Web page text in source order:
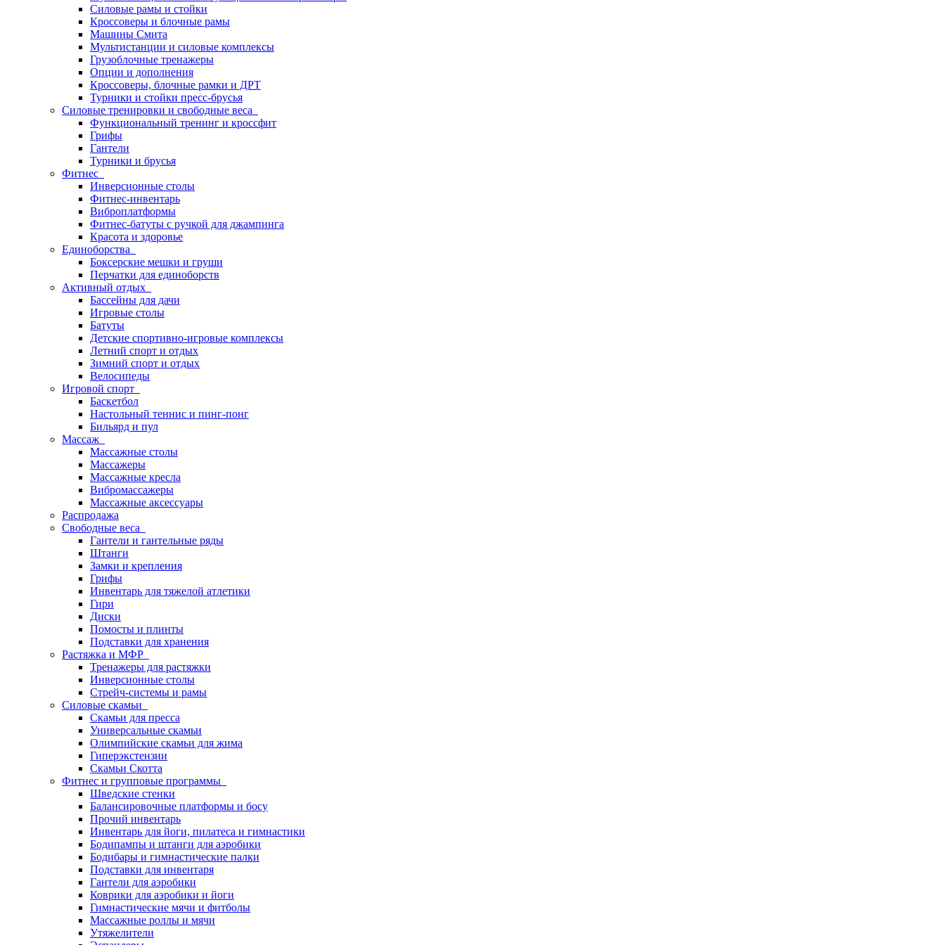
Силовые рамы и стойки
Кроссоверы и блочные рамы
Машины Смита
Мультистанции и силовые комплексы
Грузоблочные тренажеры
Опции и дополнения
Кроссоверы, блочные рамки и ДРТ
Турники и стойки пресс-брусья
Силовые тренировки и свободные веса
Функциональный тренинг и кроссфит
Грифы
Гантели
Турники и брусья
Фитнес
Инверсионные столы
Фитнес-инвентарь
Виброплатформы
Фитнес-батуты с ручкой для джампинга
Красота и здоровье
Единоборства
Боксерские мешки и груши
Перчатки для единоборств
Активный отдых
Бассейны для дачи
Игровые столы
Батуты
Детские спортивно-игровые комплексы
Летний спорт и отдых
Зимний спорт и отдых
Велосипеды
Игровой спорт
Баскетбол
Настольный теннис и пинг-понг
Бильярд и пул
Массаж
Массажные столы
Массажеры
Массажные кресла
Вибромассажеры
Массажные аксессуары
Распродажа
Свободные веса
Гантели и гантельные ряды
Штанги
Замки и крепления
Грифы
Инвентарь для тяжелой атлетики
Гири
Диски
Помосты и плинты
Подставки для хранения
Растяжка и МФР
Тренажеры для растяжки
Инверсионные столы
Стрейч-системы и рамы
Силовые скамьи
Скамьи для пресса
Универсальные скамьи
Олимпийские скамьи для жима
Гиперэкстензии
Скамьи Скотта
Фитнес и групповые программы
Шведские стенки
Балансировочные платформы и босу
Прочий инвентарь
Инвентарь для йоги, пилатеса и гимнастики
Бодипампы и штанги для аэробики
Бодибары и гимнастические палки
Подставки для инвентаря
Гантели для аэробики
Коврики для аэробики и йоги
Гимнастические мячи и фитболы
Массажные роллы и мячи
Утяжелители